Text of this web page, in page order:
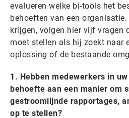
evalueren welke bi-tools het
behoeften van een
krijgen, volgen hier vijf vragen
moet stellen als hij zoekt naar
oplossing of de bestaande
1. Hebben medewerkers in
behoefte aan een manier om
gestroomlijnde rapportages,
op te stellen?